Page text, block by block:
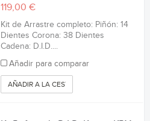
119,00 €
Kit de Arrastre completo: Piñón: 14
Dientes Corona: 38 Dientes
Cadena: D.I.D....
Añadir para comparar
AÑADIR A LA CESTA